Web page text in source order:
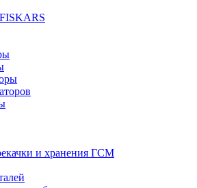
и хранения ГСМ